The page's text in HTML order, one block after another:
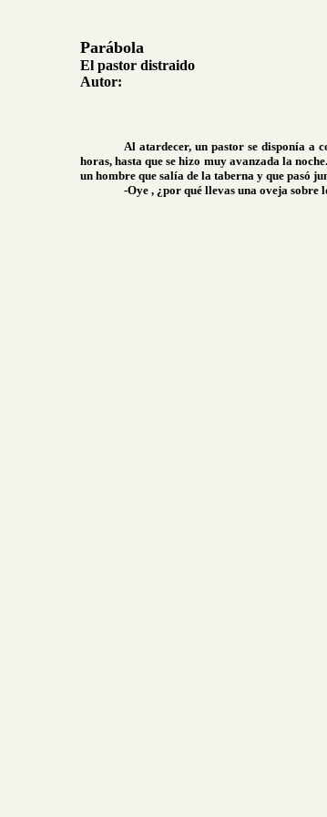
Parábola
El pastor distraido
Autor:
Al atardecer, un pastor se disponía a
horas, hasta que se hizo muy avanzada la
un hombre que salía de la taberna y que pasó
-Oye , ¿por qué llevas una oveja sobre